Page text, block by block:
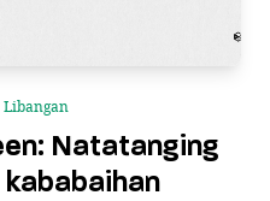
Libangan
Natatanging